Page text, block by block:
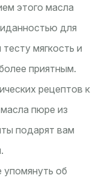
этого масла
для
мягкость и
приятным.
рецептов к
пюре из
подарят вам
упомянуть об